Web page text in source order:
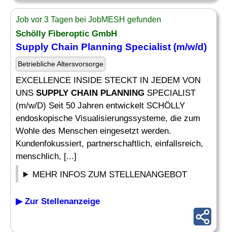
Job vor 3 Tagen bei JobMESH gefunden
Schölly Fiberoptic GmbH
Supply Chain Planning Specialist (m/w/d)
Betriebliche Altersvorsorge
EXCELLENCE INSIDE STECKT IN JEDEM VON
UNS SUPPLY CHAIN PLANNING SPECIALIST
(m/w/D) Seit 50 Jahren entwickelt SCHÖLLY
endoskopische Visualisierungssysteme, die zum
Wohle des Menschen eingesetzt werden.
Kundenfokussiert, partnerschaftlich, einfallsreich,
menschlich, [...]
MEHR INFOS ZUM STELLENANGEBOT
▶ Zur Stellenanzeige